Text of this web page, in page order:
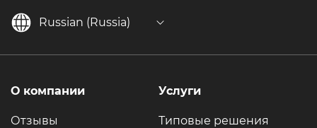
Russian (Russia)
О компании
Отзывы
Услуги
Типовые решения